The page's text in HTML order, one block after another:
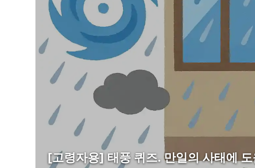
[고령자용] 태풍 퀴즈. 만일의 사태에